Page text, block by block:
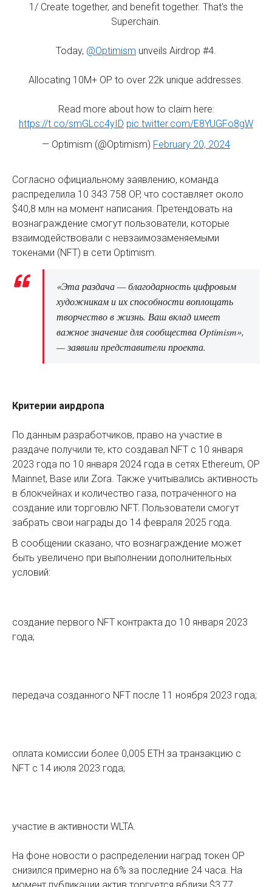
1/ Create together, and benefit together. That's the
Superchain.
Today, @Optimism unveils Airdrop #4.
Allocating 10M+ OP to over 22k unique addresses.
Read more about how to claim here:
https://t.co/smGLcc4yID pic.twitter.com/E8YUGFo8gW
— Optimism (@Optimism) February 20, 2024
Согласно официальному заявлению, команда
распределила 10 343 758 OP, что составляет около
$40,8 млн на момент написания. Претендовать на
вознаграждение смогут пользователи, которые
взаимодействовали с невзаимозаменяемыми
токенами (NFT) в сети Optimism.
«Эта раздача — благодарность цифровым
художникам и их способности воплощать
творчество в жизнь. Ваш вклад имеет
важное значение для сообщества Optimism»,
— заявили представители проекта.
Критерии аирдропа
По данным разработчиков, право на участие в
раздаче получили те, кто создавал NFT с 10 января
2023 года по 10 января 2024 года в сетях Ethereum, OP
Mainnet, Base или Zora. Также учитывались активность
в блокчейнах и количество газа, потраченного на
создание или торговлю NFT. Пользователи смогут
забрать свои награды до 14 февраля 2025 года.
В сообщении сказано, что вознаграждение может
быть увеличено при выполнении дополнительных
условий:
создание первого NFT контракта до 10 января 2023
года;
передача созданного NFT после 11 ноября 2023 года;
оплата комиссии более 0,005 ETH за транзакцию с
NFT с 14 июля 2023 года;
участие в активности WLTA.
На фоне новости о распределении наград токен OP
снизился примерно на 6% за последние 24 часа. На
момент публикации актив торгуется вблизи $3,77,